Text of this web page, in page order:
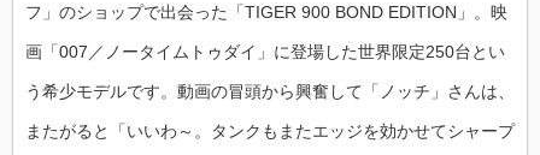
フ」のショップで出会った「TIGER 900 BOND EDITION」。映
画「007／ノータイムトゥダイ」に登場した世界限定250台とい
う希少モデルです。動画の冒頭から興奮して「ノッチ」さんは、
またがると「いいわ～。タンクもまたエッジを効かせてシャープ